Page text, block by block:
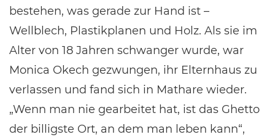
bestehen, was gerade zur Hand ist –
Wellblech, Plastikplanen und Holz. Als sie im
Alter von 18 Jahren schwanger wurde, war
Monica Okech gezwungen, ihr Elternhaus zu
verlassen und fand sich in Mathare wieder.
„Wenn man nie gearbeitet hat, ist das Ghetto
der billigste Ort, an dem man leben kann“,